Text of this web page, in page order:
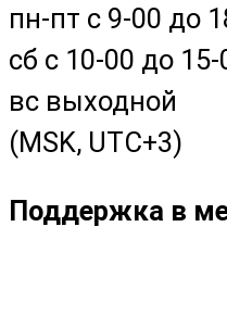
пн-пт с 9-00 до
сб с 10-00 до
вс выходной
(MSK, UTC+3)
Поддержка в